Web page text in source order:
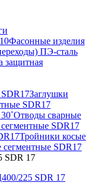
Фасонные изделия
ПЭ-сталь
защитная
Заглушки
SDR17
Отводы сварные
SDR17
Тройники косые
SDR17
SDR 17